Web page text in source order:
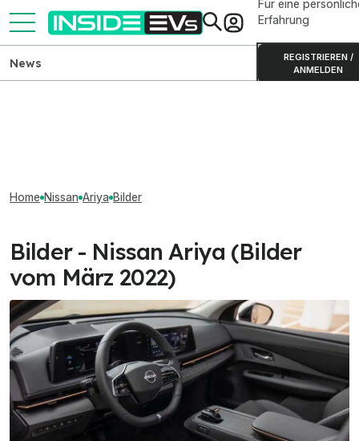
Für eine
Erfahrung
REGISTRIEREN /
ANMELDEN
News
Home Nissan Ariya Bilder
Bilder - Nissan Ariya (Bilder
vom März 2022)